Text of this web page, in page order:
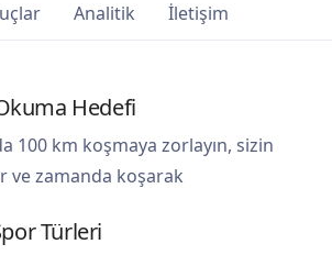
Analitik İletişim
Hedefi
100 km koşmaya zorlayın, sizin
ve zamanda koşarak
Türleri